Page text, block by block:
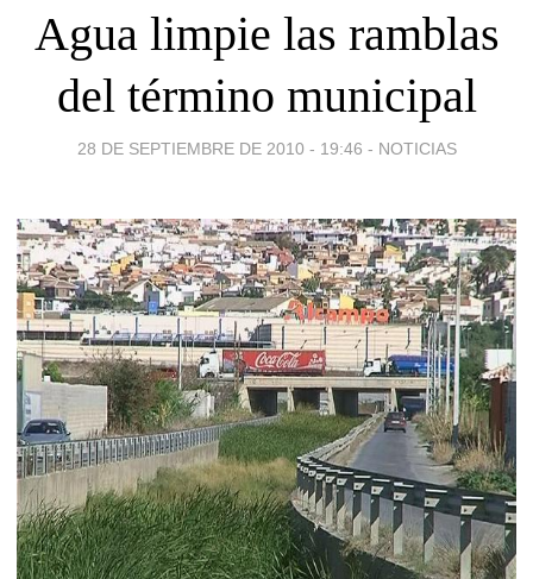
Agua limpie las ramblas
del término municipal
28 DE SEPTIEMBRE DE 2010 - 19:46 - NOTICIAS